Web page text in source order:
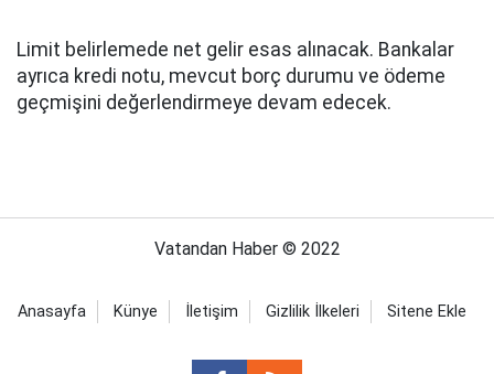
Limit belirlemede net gelir esas alınacak. Bankalar
ayrıca kredi notu, mevcut borç durumu ve ödeme
geçmişini değerlendirmeye devam edecek.
Vatandan Haber © 2022
Anasayfa Künye İletişim Gizlilik İlkeleri Sitene Ekle